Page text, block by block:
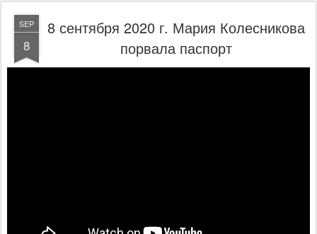
SEP
8
8 сентября 2020 г. Мария Колесникова
порвала паспорт